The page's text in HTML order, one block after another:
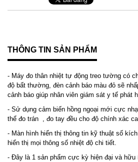
THÔNG TIN SẢN PHẨM
- Máy đo thân nhiệt tự động treo tường có
độ bất thường, đèn cảnh báo màu đỏ sẽ
cảnh báo giúp nhân viên giám sát y tế phát
- Sử dụng cảm biến hồng ngoại mới cực
thể đo trán , đo tay đều cho độ chính xác
- Màn hình hiển thị thông tin kỹ thuật số
hiển thị mọi thông số nhiệt độ chi tiết.
- Đây là 1 sản phẩm cực kỳ hiện đại và hữu